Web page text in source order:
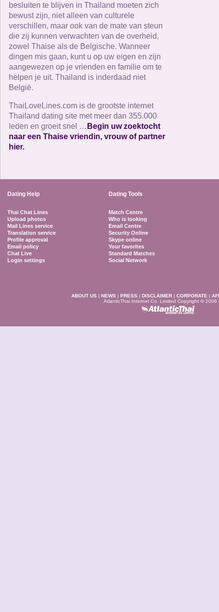
besluiten te blijven in Thailand moeten zich
bewust zijn, niet alleen van culturele
verschillen, maar ook van de mate van steun
die zij kunnen verwachten van de overheid,
zowel Thaise als de Belgische. Wanneer
dingen mis gaan, kunt u op uw eigen en zijn
aangewezen op je vrienden en familie om te
helpen je uit. Thailand is inderdaad niet
België.
ThaiLoveLines.com is de grootste internet
Thailand dating site met meer dan 355.000
leden en groeit snel … Begin uw zoektocht
naar een Thaise vriendin, vrouw of partner
hier.
Dating Help Dating Tools
Thai Chat Lines
Upload photos
Mail Lines service
Translation service
Profile approval
Email policy
Chat Live
Login settings
Match Centre
Who is looking
Email Centre
Security Online
Skype online
Your favorites
Standard Matches
Social Network
ABOUT US | NEWS | PRESS | DISCLAIMER | CORPORATE |
AtlanticThai Internet Co. Limited Copyright © 2006